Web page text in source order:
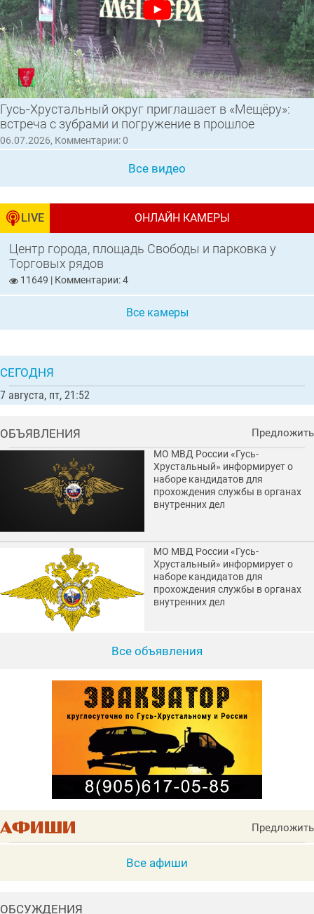
Гусь‑Хрустальный округ приглашает в «Мещёру»:
встреча с зубрами и погружение в прошлое
06.07.2026, Комментарии: 0
Все видео
LIVE ОНЛАЙН КАМЕРЫ
Центр города, площадь Свободы и парковка у
Торговых рядов
11649 | Комментарии: 4
Все камеры
СЕГОДНЯ
7 августа, пт, 21:52
ОБЪЯВЛЕНИЯ Предложить
МО МВД России «Гусь-
Хрустальный» информирует о
наборе кандидатов для
прохождения службы в органах
внутренних дел
МО МВД России «Гусь-
Хрустальный» информирует о
наборе кандидатов для
прохождения службы в органах
внутренних дел
Все объявления
Предложить
Все афиши
ОБСУЖДЕНИЯ